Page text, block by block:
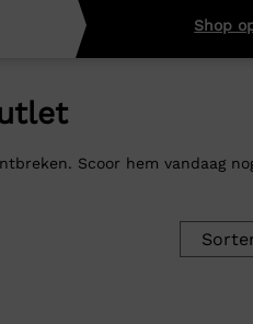
Shop
Scoor hem vandaag